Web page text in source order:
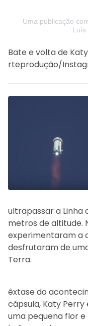
Uma publicação
Luís
Bate e volta de
rteprodução/
ultrapassar a Linha
metros de altitude.
experimentaram a
desfrutaram de
Terra.
êxtase do
cápsula, Katy
uma pequena flor e